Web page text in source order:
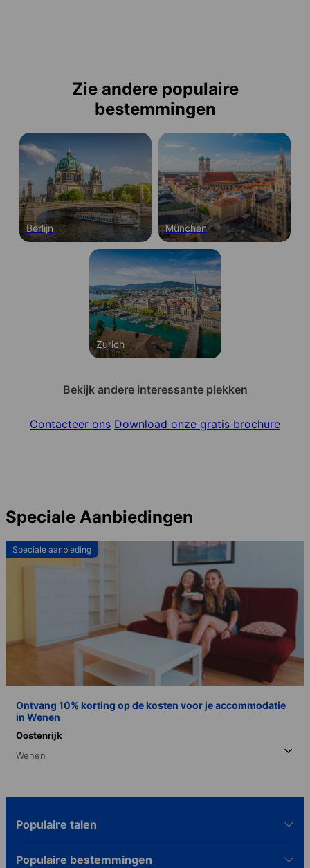
Zie andere populaire
bestemmingen
Berlijn München
Zurich
Bekijk andere interessante plekken
Contacteer ons Download onze gratis brochure
Speciale Aanbiedingen
Speciale aanbieding
Ontvang 10% korting op de kosten voor je accommodatie
in Wenen
Oostenrijk
Wenen
Populaire talen
Populaire bestemmingen